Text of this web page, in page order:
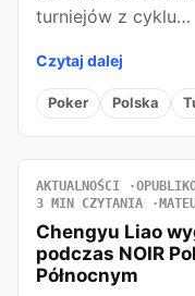
turniejów z cyklu…
Czytaj dalej
Poker Polska
AKTUALNOŚCI
3 MIN CZYTANIA
Chengyu Liao
podczas NOIR
Północnym